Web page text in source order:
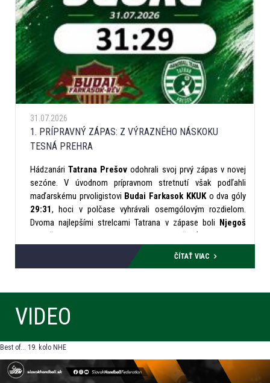
31.07.2026
1. PRÍPRAVNÝ ZÁPAS: Z VÝRAZNÉHO NÁSKOKU
TESNÁ PREHRA
Hádzanári Tatrana Prešov odohrali svoj prvý zápas v novej
sezóne. V úvodnom prípravnom stretnutí však podľahli
maďarskému prvoligistovi Budai Farkasok KKUKo dva góly
29:31, hoci v polčase vyhrávali osemgólovým rozdielom.
Dvoma najlepšími strelcami Tatrana v zápase boli Njegoš
Djukič
, ktorí zaznamenali po šesť gólov.
ČÍTAŤ VIAC
VIDEO
Best of... 19. kolo NHE